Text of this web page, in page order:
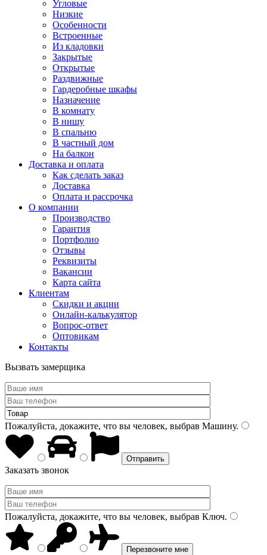
Угловые
Низкие
Особенности
Встроенные
Из кладовки
Закрытые
Открытые
Раздвижные
Гардеробные шкафы
Назначение
В комнату
В нишу
В спальню
В частный дом
На балкон
Доставка и оплата
Как сделать заказ
Доставка
Оплата и рассрочка
О компании
Производство
Гарантия
Портфолио
Отзывы
Реквизиты
Вакансии
Карта сайта
Клиентам
Скидки и акции
Онлайн-калькулятор
Вопрос-ответ
Оптовикам
Контакты
Вызвать замерщика
Пожалуйста, докажите, что вы человек, выбрав Машину.
Заказать звонок
Пожалуйста, докажите, что вы человек, выбрав Ключ.